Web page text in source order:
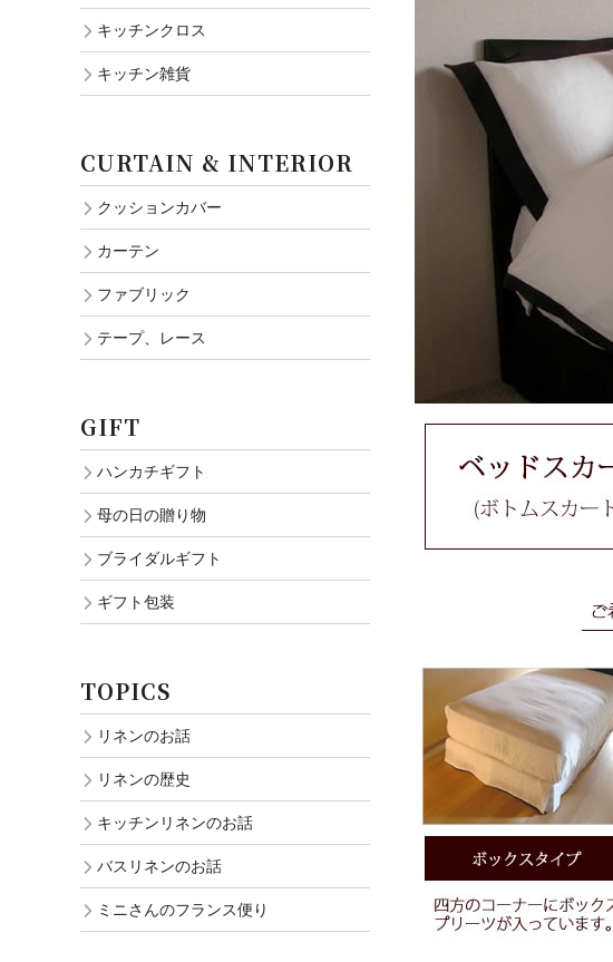
キッチンクロス
キッチン雑貨
CURTAIN & INTERIOR
クッションカバー
カーテン
ファブリック
テープ、レース
GIFT
ハンカチギフト
母の日の贈り物
ブライダルギフト
ギフト包装
TOPICS
リネンのお話
リネンの歴史
キッチンリネンのお話
バスリネンのお話
ミニさんのフランス便り